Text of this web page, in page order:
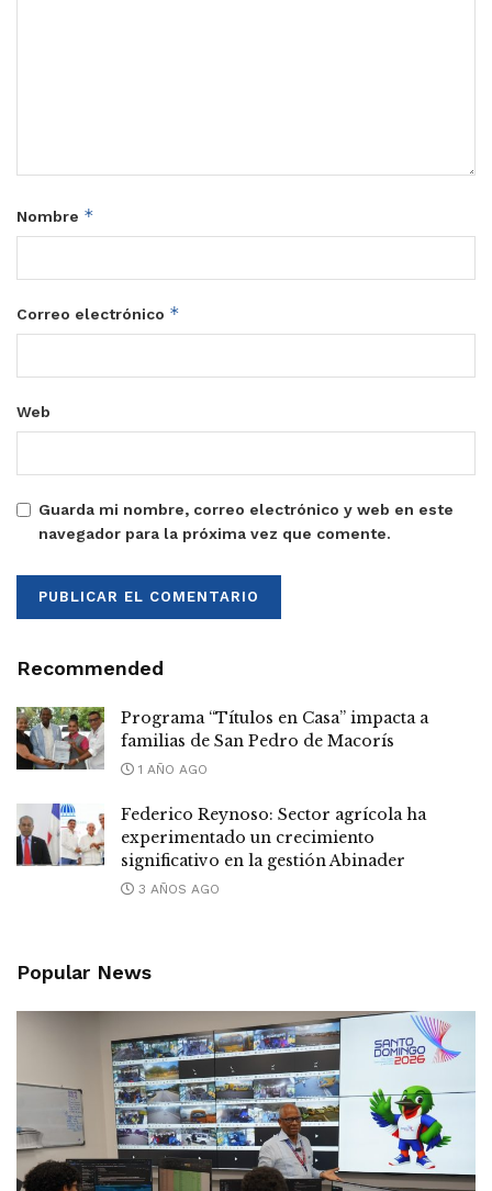
Nombre *
Correo electrónico *
Web
Guarda mi nombre, correo electrónico y web en este
navegador para la próxima vez que comente.
Recommended
Programa “Títulos en Casa” impacta a
familias de San Pedro de Macorís
1 AÑO AGO
Federico Reynoso: Sector agrícola ha
experimentado un crecimiento
significativo en la gestión Abinader
3 AÑOS AGO
Popular News